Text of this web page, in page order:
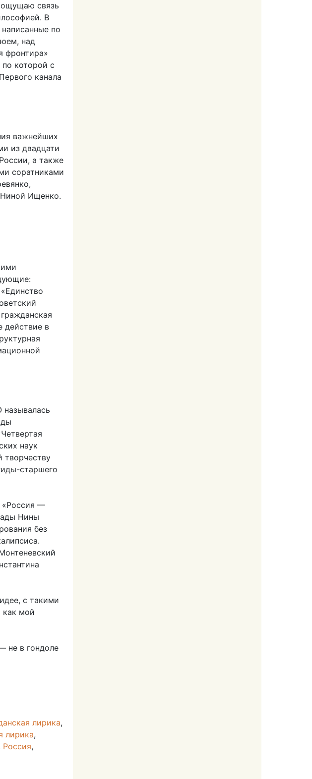
ощущаю связь
В
по
над
фронтира»
которой с
канала
важнейших
из двадцати
а также
соратниками
Ищенко.
действие в
наук
творчеству
старшего
«Россия —
Нины
без
с такими
как мой
не в гондоле
лирика,
лирика,
Россия,